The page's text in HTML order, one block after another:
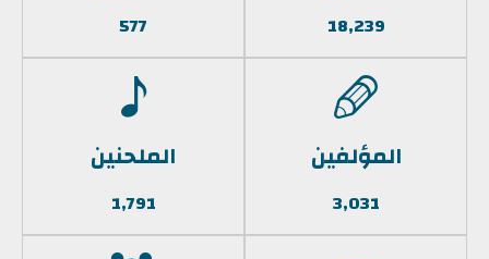
18,239
577
المؤلفين
3,031
الملحنين
1,791